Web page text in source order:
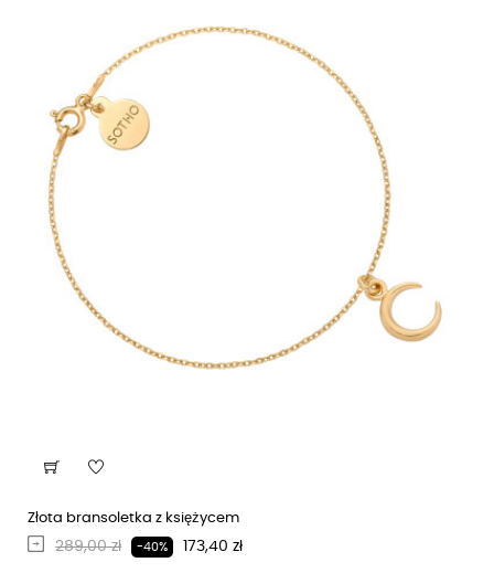
Złota bransoletka z księżycem
Regularna cena
289,00 zł -40% Cena
173,40 zł